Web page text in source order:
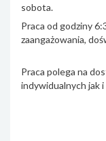
sobota.
Praca od godziny
zaangażowania,
Praca polega na
indywidualnych jak i